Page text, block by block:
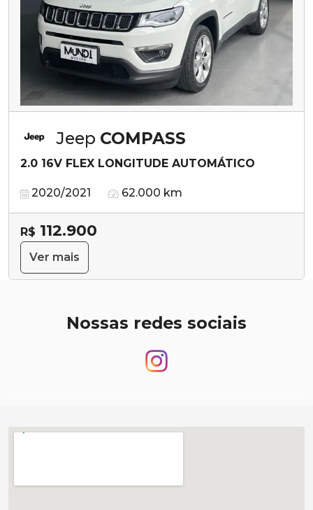
Jeep COMPASS
2.0 16V FLEX LONGITUDE AUTOMÁTICO
2020/2021 62.000 km
R$ 112.900
Ver mais
Nossas redes sociais